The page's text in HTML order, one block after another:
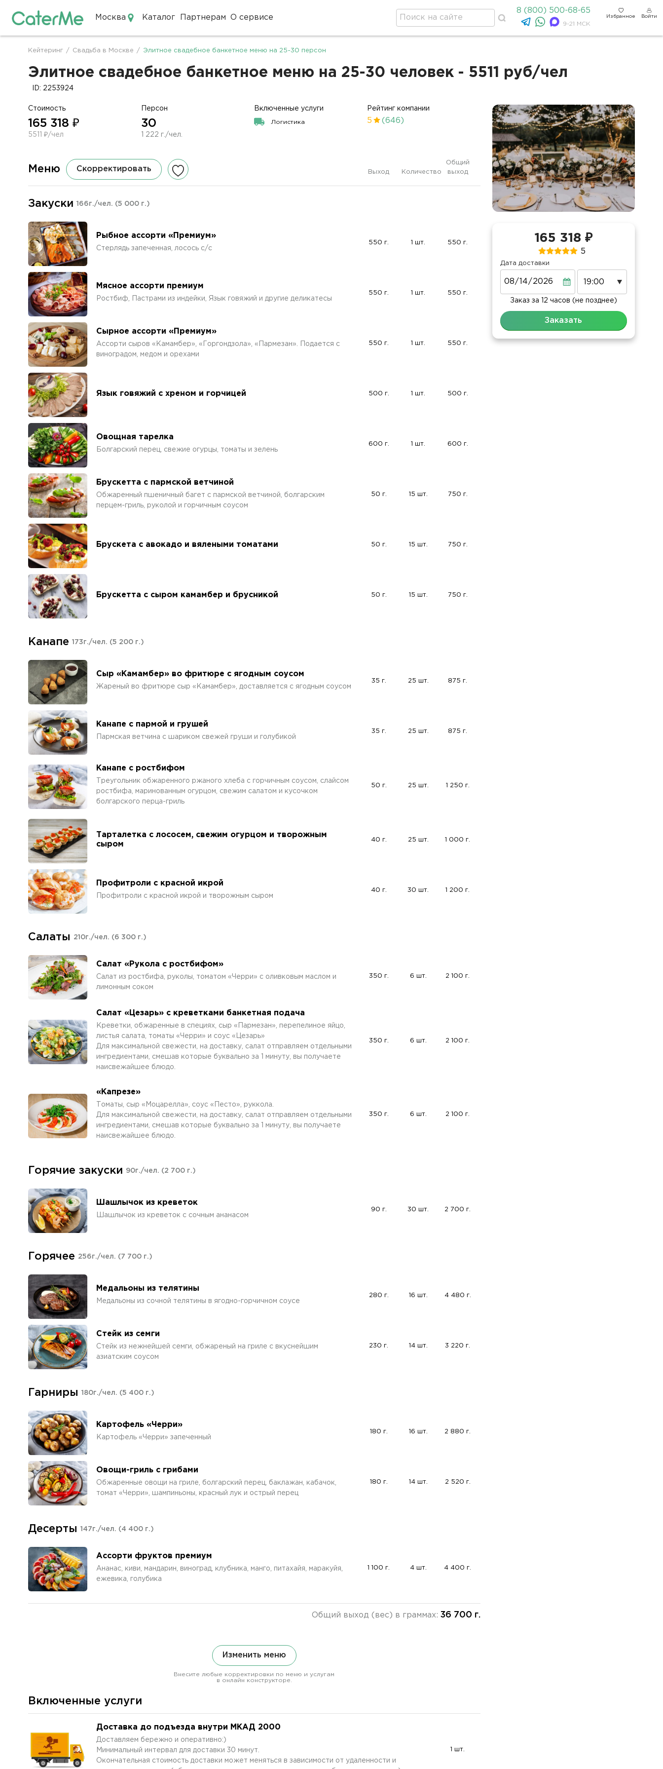
Москва Каталог Партнерам О сервисе
8 (800) 500-68-65
9-21 МСК
Избранное Войти
Строка
навигации
Кейтеринг / Свадьба в Москве / Элитное свадебное банкетное меню на 25-30 персон
Элитное свадебное банкетное меню на 25-30 человек - 5511 руб/чел
ID: 2253924
Стоимость
165 318 ₽
5511 ₽/чел
Персон
30
1 222 г./чел.
Включенные услуги
Логистика
Рейтинг компании
5 (646)
Меню Скорректировать Выход Количество
Общий
выход
Закуски 166г./чел. (5 000 г.)
Рыбное ассорти «Премиум»
Стерлядь запеченная, лосось с/с
550 г. 1 шт. 550 г.
Мясное ассорти премиум
Ростбиф, Пастрами из индейки, Язык говяжий и другие деликатесы
550 г. 1 шт. 550 г.
Сырное ассорти «Премиум»
Ассорти сыров «Камамбер», «Горгондзола», «Пармезан». Подается с
виноградом, медом и орехами
550 г. 1 шт. 550 г.
Язык говяжий с хреном и горчицей 500 г. 1 шт. 500 г.
Овощная тарелка
Болгарский перец, свежие огурцы, томаты и зелень
600 г. 1 шт. 600 г.
Брускетта с пармской ветчиной
Обжаренный пшеничный багет с пармской ветчиной, болгарским
перцем-гриль, руколой и горчичным соусом
50 г. 15 шт. 750 г.
Брускета с авокадо и вялеными томатами 50 г. 15 шт. 750 г.
Брускетта с сыром камамбер и брусникой 50 г. 15 шт. 750 г.
Канапе 173г./чел. (5 200 г.)
Сыр «Камамбер» во фритюре с ягодным соусом
Жареный во фритюре сыр «Камамбер», доставляется с ягодным соусом
35 г. 25 шт. 875 г.
Канапе с пармой и грушей
Пармская ветчина с шариком свежей груши и голубикой
35 г. 25 шт. 875 г.
Канапе с ростбифом
Треугольник обжаренного ржаного хлеба с горчичным соусом, слайсом
ростбифа, маринованным огурцом, свежим салатом и кусочком
болгарского перца-гриль
50 г. 25 шт. 1 250 г.
Тарталетка с лососем, свежим огурцом и творожным
сыром
40 г. 25 шт. 1 000 г.
Профитроли с красной икрой
Профитроли с красной икрой и творожным сыром
40 г. 30 шт. 1 200 г.
Салаты 210г./чел. (6 300 г.)
Салат «Рукола с ростбифом»
Салат из ростбифа, руколы, томатом «Черри» с оливковым маслом и
лимонным соком
350 г. 6 шт. 2 100 г.
Салат «Цезарь» с креветками банкетная подача
Креветки, обжаренные в специях, сыр «Пармезан», перепелиное яйцо,
листья салата, томаты «Черри» и соус «Цезарь»
Для максимальной свежести, на доставку, салат отправляем отдельными
ингредиентами, смешав которые буквально за 1 минуту, вы получаете
наисвежайшее блюдо.
350 г. 6 шт. 2 100 г.
«Капрезе»
Томаты, сыр «Моцарелла», соус «Песто», руккола.
Для максимальной свежести, на доставку, салат отправляем отдельными
ингредиентами, смешав которые буквально за 1 минуту, вы получаете
наисвежайшее блюдо.
350 г. 6 шт. 2 100 г.
Горячие закуски 90г./чел. (2 700 г.)
Шашлычок из креветок
Шашлычок из креветок с сочным ананасом
90 г. 30 шт. 2 700 г.
Горячее 256г./чел. (7 700 г.)
Медальоны из телятины
Медальоны из сочной телятины в ягодно-горчичном соусе
280 г. 16 шт. 4 480 г.
Стейк из семги
Стейк из нежнейшей семги, обжареный на гриле с вкуснейшим
азиатским соусом
230 г. 14 шт. 3 220 г.
Гарниры 180г./чел. (5 400 г.)
Картофель «Черри»
Картофель «Черри» запеченный
180 г. 16 шт. 2 880 г.
Овощи-гриль с грибами
Обжаренные овощи на гриле, болгарский перец, баклажан, кабачок,
томат «Черри», шампиньоны, красный лук и острый перец
180 г. 14 шт. 2 520 г.
Десерты 147г./чел. (4 400 г.)
Ассорти фруктов премиум
Ананас, киви, мандарин, виноград, клубника, манго, питахайя, маракуйя,
ежевика, голубика
1 100 г. 4 шт. 4 400 г.
Общий выход (вес) в граммах: 36 700 г.
Изменить меню
Внесите любые корректировки по меню и услугам
в онлайн конструкторе.
Включенные услуги
Доставка до подъезда внутри МКАД 2000
Доставляем бережно и оперативно:)
Минимальный интервал для доставки 30 минут.
Окончательная стоимость доставки может меняться в зависимости от удаленности и
1 шт.
165 318 ₽
5
Дата доставки
Заказ за 12 часов (не позднее)
Заказать